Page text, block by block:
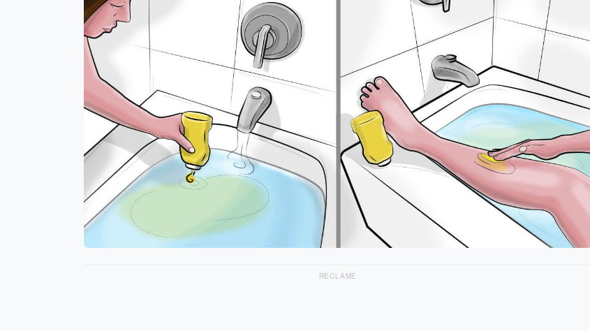
RECLAME